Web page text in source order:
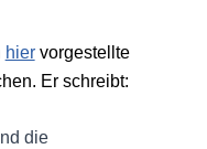
hiervorgestellte
Er schreibt:
die